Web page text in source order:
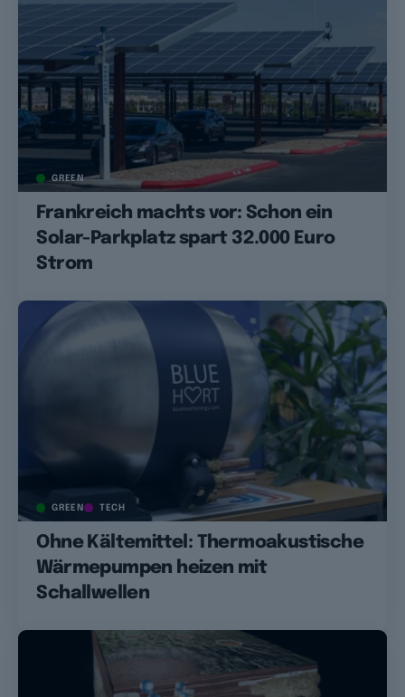
GREEN
Frankreich machts vor: Schon ein
Solar-Parkplatz spart 32.000 Euro
Strom
GREEN TECH
Ohne Kältemittel: Thermoakustische
Wärmepumpen heizen mit
Schallwellen